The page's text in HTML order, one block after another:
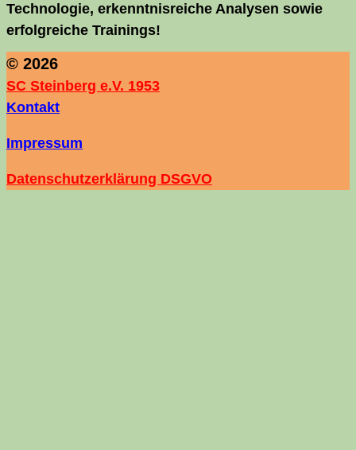
Tech­no­lo­gie, erkennt­nis­rei­che Ana­ly­sen sowie
erfolg­rei­che Trainings!
© 2026
SC Steinberg e.V. 1953
Kontakt
Impressum
Datenschutzerklärung DSGVO